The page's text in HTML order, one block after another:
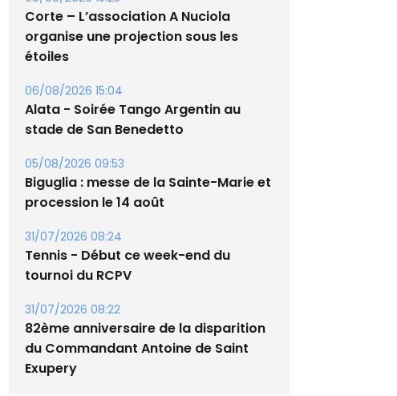
Corte – L’association A Nuciola
organise une projection sous les
étoiles
06/08/2026 15:04
Alata - Soirée Tango Argentin au
stade de San Benedetto
05/08/2026 09:53
Biguglia : messe de la Sainte-Marie et
procession le 14 août
31/07/2026 08:24
Tennis - Début ce week-end du
tournoi du RCPV
31/07/2026 08:22
82ème anniversaire de la disparition
du Commandant Antoine de Saint
Exupery